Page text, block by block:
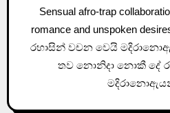
Sensual afro-trap collaboration exploring intoxicated
romance and unspoken
රහාසින් වචන වෙයි
තව නොනිදා නොකී දේ